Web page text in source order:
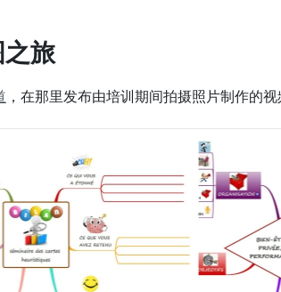
旅
，在那里发布由培训期间拍摄照片制作的